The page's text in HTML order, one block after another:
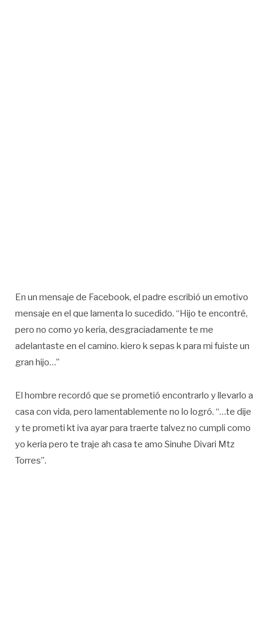
En un mensaje de Facebook, el padre escribió un emotivo
mensaje en el que lamenta lo sucedido. “Hijo te encontré,
pero no como yo keria, desgraciadamente te me
adelantaste en el camino. kiero k sepas k para mi fuiste un
gran hijo…”
El hombre recordó que se prometió encontrarlo y llevarlo a
casa con vida, pero lamentablemente no lo logró. “…te dije
y te prometi kt iva ayar para traerte talvez no cumpli como
yo keria pero te traje ah casa te amo Sinuhe Divari Mtz
Torres”.